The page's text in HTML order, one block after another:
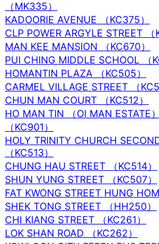
（MK335）
KADOORIE AVENUE （KC375）
CLP POWER ARGYLE STREET （
MAN KEE MANSION （KC670）
PUI CHING MIDDLE SCHOOL （
HOMANTIN PLAZA （KC505）
CARMEL VILLAGE STREET （
CHUN MAN COURT （KC512）
HO MAN TIN （OI MAN ESTATE
（KC901）
HOLY TRINITY CHURCH
（KC513）
CHUNG HAU STREET （KC514）
SHUN YUNG STREET （KC507）
FAT KWONG STREET HUNG
SHEK TONG STREET （HH250）
CHI KIANG STREET （KC261）
LOK SHAN ROAD （KC262）